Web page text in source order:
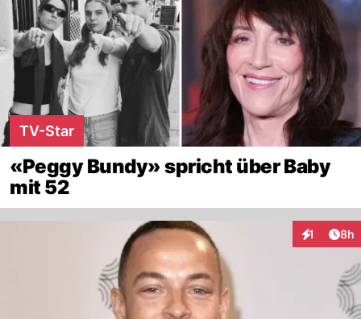
TV-Star
«Peggy Bundy» spricht über Baby
mit 52
1 8h